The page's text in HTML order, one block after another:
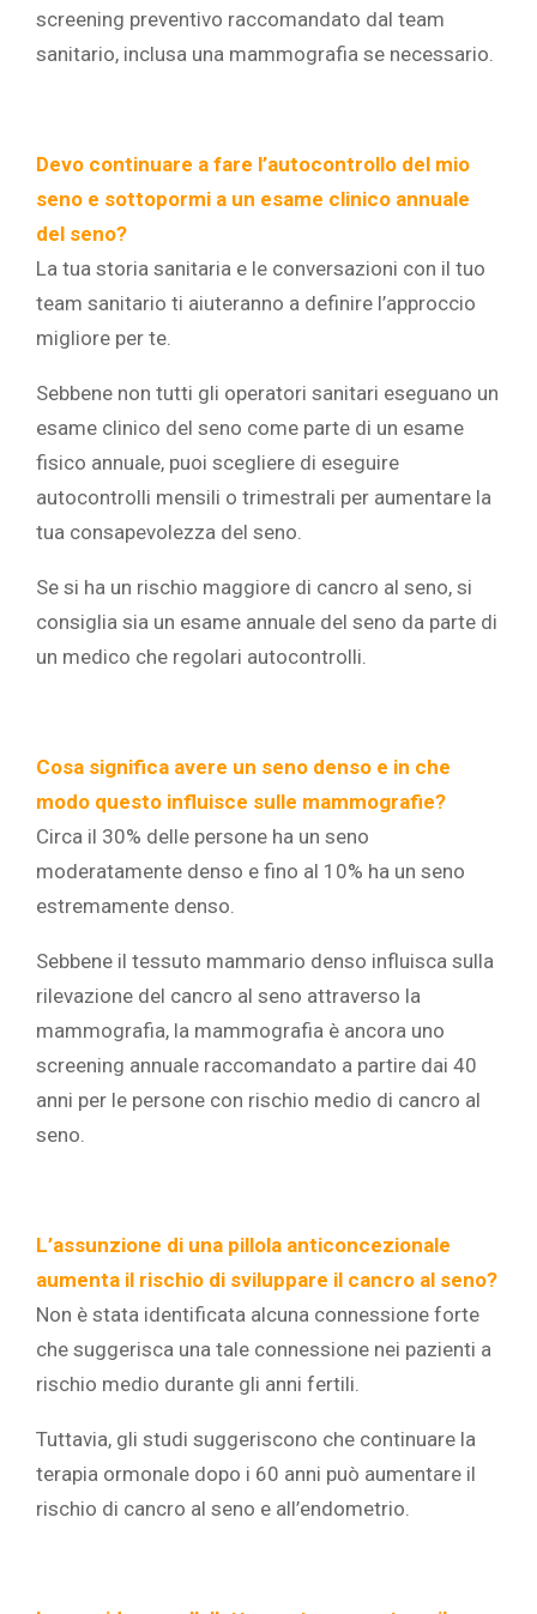
screening preventivo raccomandato dal team
sanitario, inclusa una mammografia se necessario.
Devo continuare a fare l’autocontrollo del mio
seno e sottopormi a un esame clinico annuale
del seno?
La tua storia sanitaria e le conversazioni con il tuo
team sanitario ti aiuteranno a definire l’approccio
migliore per te.
Sebbene non tutti gli operatori sanitari eseguano un
esame clinico del seno come parte di un esame
fisico annuale, puoi scegliere di eseguire
autocontrolli mensili o trimestrali per aumentare la
tua consapevolezza del seno.
Se si ha un rischio maggiore di cancro al seno, si
consiglia sia un esame annuale del seno da parte di
un medico che regolari autocontrolli.
Cosa significa avere un seno denso e in che
modo questo influisce sulle mammografie?
Circa il 30% delle persone ha un seno
moderatamente denso e fino al 10% ha un seno
estremamente denso.
Sebbene il tessuto mammario denso influisca sulla
rilevazione del cancro al seno attraverso la
mammografia, la mammografia è ancora uno
screening annuale raccomandato a partire dai 40
anni per le persone con rischio medio di cancro al
seno.
L’assunzione di una pillola anticoncezionale
aumenta il rischio di sviluppare il cancro al seno?
Non è stata identificata alcuna connessione forte
che suggerisca una tale connessione nei pazienti a
rischio medio durante gli anni fertili.
Tuttavia, gli studi suggeriscono che continuare la
terapia ormonale dopo i 60 anni può aumentare il
rischio di cancro al seno e all’endometrio.